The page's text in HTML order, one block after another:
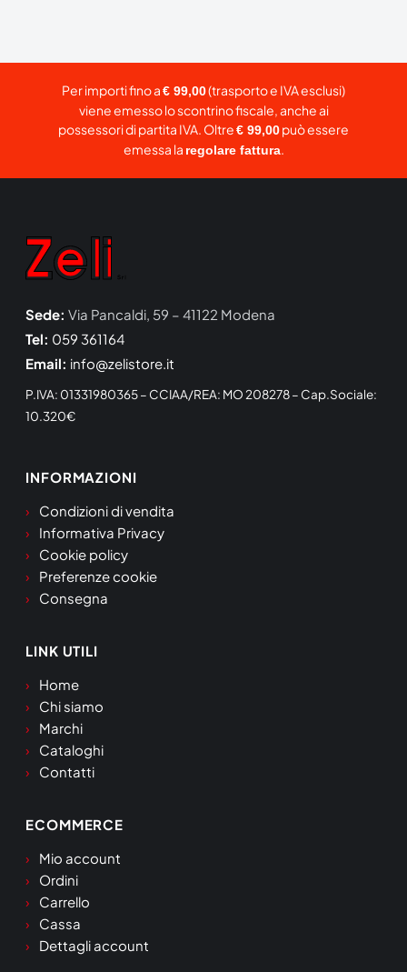
Per importi fino a€ 99,00(trasporto e IVA esclusi)
viene emesso lo scontrino fiscale, anche ai
possessori di partita IVA. Oltre€ 99,00può essere
emessa la regolare fattura.
Sede: Via Pancaldi, 59 – 41122 Modena
Tel: 059 361164
Email: info@zelistore.it
P.IVA: 01331980365 – CCIAA/REA: MO 208278 – Cap.Sociale:
10.320€
INFORMAZIONI
Condizioni di vendita
Informativa Privacy
Cookie policy
Preferenze cookie
Consegna
LINK UTILI
Home
Chi siamo
Marchi
Cataloghi
Contatti
ECOMMERCE
Mio account
Ordini
Carrello
Cassa
Dettagli account